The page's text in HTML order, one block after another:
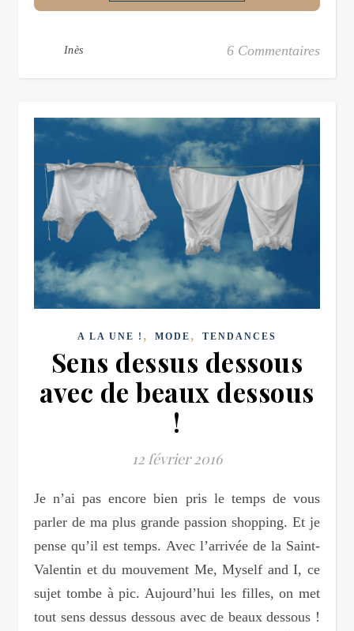
Inès 6 Commentaires
A LA UNE ! , MODE , TENDANCES
Sens dessus dessous
avec de beaux dessous
!
12 février 2016
Je n’ai pas encore bien pris le temps de vous
parler de ma plus grande passion shopping. Et je
pense qu’il est temps. Avec l’arrivée de la Saint-
Valentin et du mouvement Me, Myself and I, ce
sujet tombe à pic. Aujourd’hui les filles, on met
tout sens dessus dessous avec de beaux dessous !